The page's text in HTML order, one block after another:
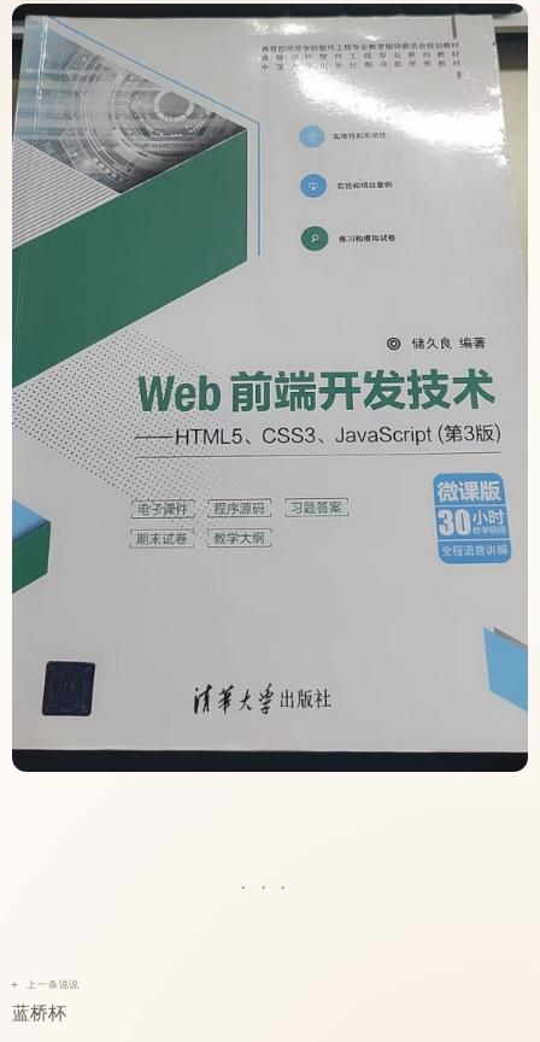
···
← 上一条说说
蓝桥杯